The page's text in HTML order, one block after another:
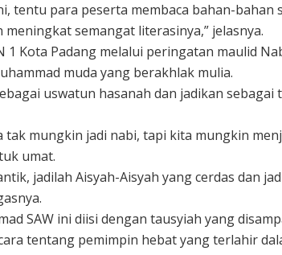
tentu para peserta membaca bahan-bahan
semangat literasinya,” jelasnya.
1 Kota Padang melalui peringatan maulid
muda yang berakhlak mulia.
uswatun hasanah dan jadikan sebagai
tak mungkin jadi nabi, tapi kita mungkin
umat.
jadilah Aisyah-Aisyah yang cerdas dan
SAW ini diisi dengan tausyiah yang
tentang pemimpin hebat yang terlahir